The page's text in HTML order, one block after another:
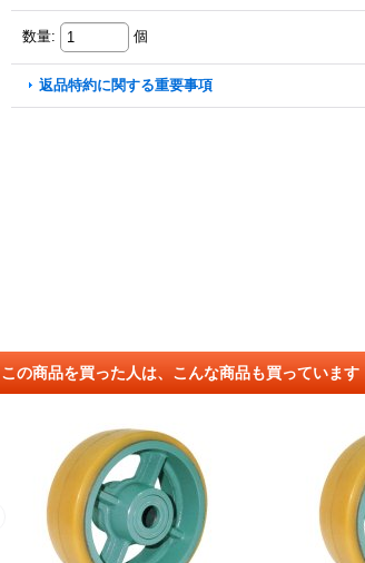
数量: 個
返品特約に関する重要事項
この商品を買った人は、こんな商品も買っています